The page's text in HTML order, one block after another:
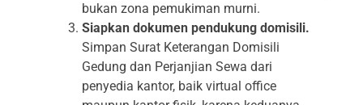
bukan zona pemukiman murni.
Siapkan dokumen pendukung domisili.
Simpan Surat Keterangan Domisili
Gedung dan Perjanjian Sewa dari
penyedia kantor, baik virtual office